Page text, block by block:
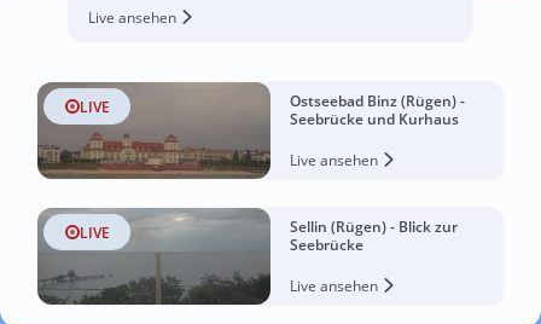
Live ansehen
LIVE
Ostseebad Binz (Rügen) -
Seebrücke und Kurhaus
Live ansehen
LIVE
Sellin (Rügen) - Blick zur
Seebrücke
Live ansehen